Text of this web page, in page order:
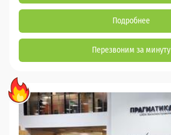
Подробнее
Перезвоним за минуту